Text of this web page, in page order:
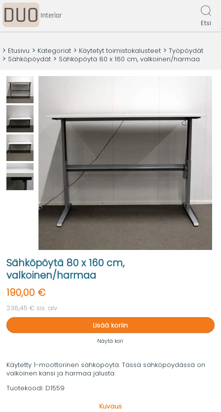
Etsi
Etusivu Kategoriat Käytetyt toimistokalusteet
Työpöydät
Sähköpöydät
Sähköpöytä 80 x 160 cm, valkoinen/harmaa
Sähköpöytä 80 x 160 cm,
valkoinen/harmaa
190,00 €
238,45 € sis. alv
Lisää koriin
Näytä kori
Käytetty 1-moottorinen sähköpöytä. Tässä sähköpöydässä on
valkoinen kansi ja harmaa jalusta.
Tuotekoodi: D1559
Kuvaus